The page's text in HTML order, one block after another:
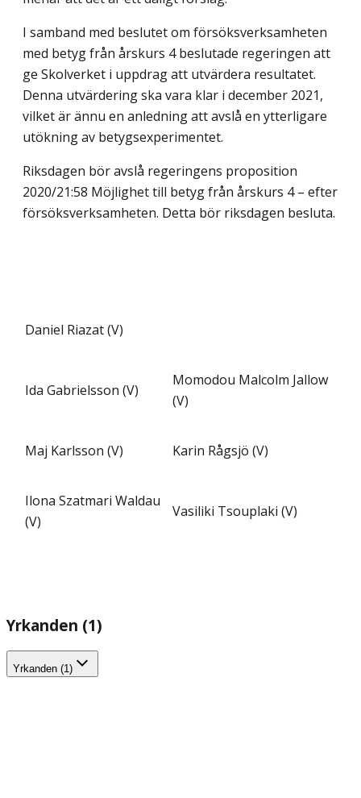
I samband med beslutet om försöksverksamheten
med betyg från årskurs 4 beslutade regeringen att
ge Skolverket i uppdrag att utvärdera resultatet.
Denna utvärdering ska vara klar i december 2021,
vilket är ännu en anledning att avslå en ytterligare
utökning av betygsexperimentet.
Riksdagen bör avslå regeringens proposition
2020/21:58 Möjlighet till betyg från årskurs 4 – efter
försöksverksamheten. Detta bör riksdagen besluta.
Daniel Riazat (V)
Ida Gabrielsson (V)
Momodou Malcolm Jallow
(V)
Maj Karlsson (V) Karin Rågsjö (V)
Ilona Szatmari Waldau
(V)
Vasiliki Tsouplaki (V)
Yrkanden (1)
Yrkanden (1)